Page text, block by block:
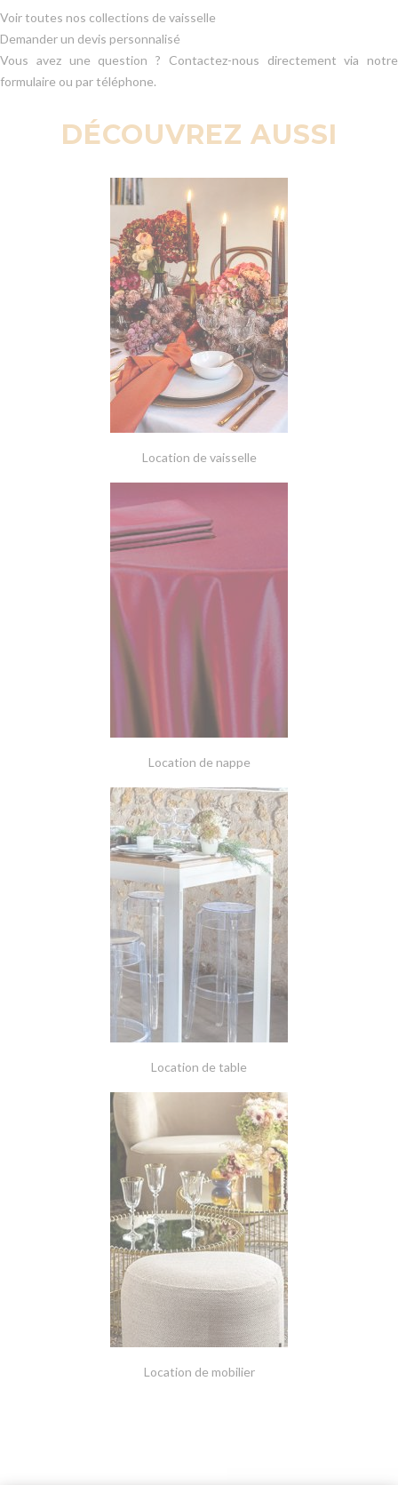
Voir toutes nos collections de vaisselle
Demander un devis personnalisé
Vous avez une question ? Contactez-nous directement via notre
formulaire ou par téléphone.
DÉCOUVREZ AUSSI
Location de vaisselle
Location de nappe
Location de table
Location de mobilier